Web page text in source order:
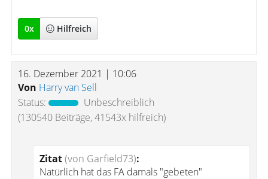
0x Hilfreich
16. Dezember 2021 | 10:06
Von Harry van Sell
Status:
Unbeschreiblich
(130540 Beiträge, 41543x hilfreich)
Zitat(von Garfield73):
Natürlich hat das FA damals "gebeten"